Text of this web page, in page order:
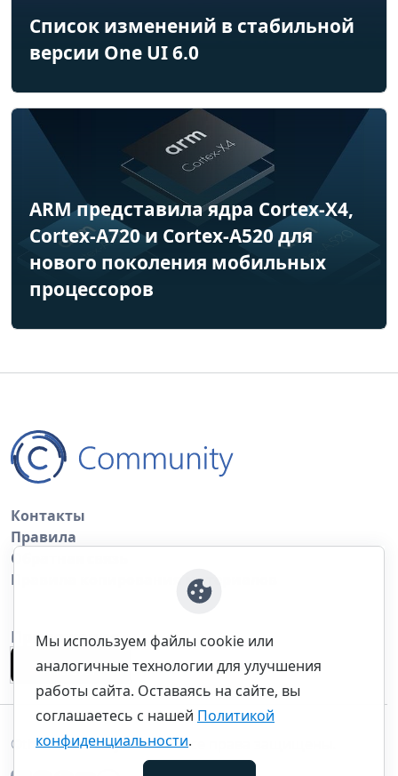
Список изменений в стабильной
версии One UI 6.0
ARM представила ядра Cortex-X4,
Cortex-A720 и Cortex-A520 для
нового поколения мобильных
процессоров
Контакты
Правила
Обратная связь
Правила копирования материалов
Приложение
©thecommunity.ru 2026. Все права защищены.
Мы используем файлы cookie или
аналогичные технологии для улучшения
работы сайта. Оставаясь на сайте, вы
соглашаетесь с нашей Политикой
конфиденциальности.